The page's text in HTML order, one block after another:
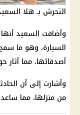
التحرش بـ هلا
وأضافت السعيد
السيارة، وهو ما
أصدقائها، مما
وأشارت إلى أن
من منزلها، مما